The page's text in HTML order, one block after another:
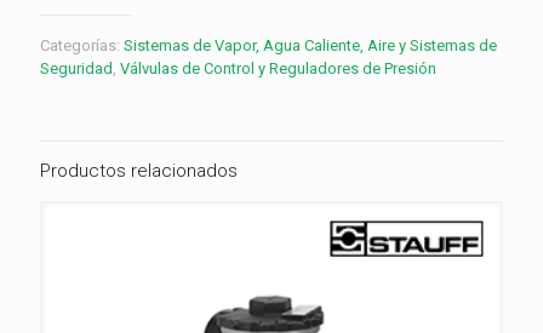
Categorías: Sistemas de Vapor, Agua Caliente, Aire y Sistemas de
Seguridad , Válvulas de Control y Reguladores de Presión
Productos relacionados